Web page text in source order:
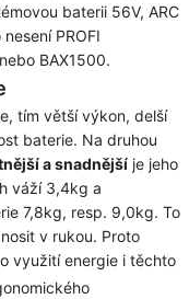
baterii 56V, ARC
PROFI
BAX1500.
tím větší výkon, delší
baterie. Na druhou
a snadnější je jeho
váží 3,4kg a
7,8kg, resp. 9,0kg. To
v rukou. Proto
využití energie i těchto